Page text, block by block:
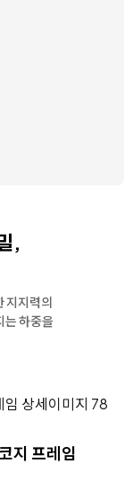
,
지지력의
는 하중을